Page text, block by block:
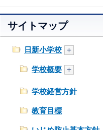
サイトマップ
日新小学校
学校概要
学校経営方針
教育目標